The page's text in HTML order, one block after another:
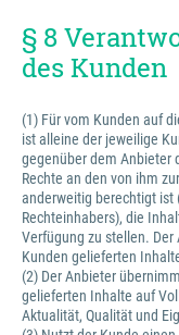
§ 8
des Kunden
(1) Für vom Kunden auf
ist alleine der jeweilige
gegenüber dem Anbieter
Rechte an den von ihm
anderweitig berechtigt ist
Rechteinhabers), die
Verfügung zu stellen.
Kunden gelieferten
(2) Der Anbieter
gelieferten Inhalte auf
Aktualität, Qualität und